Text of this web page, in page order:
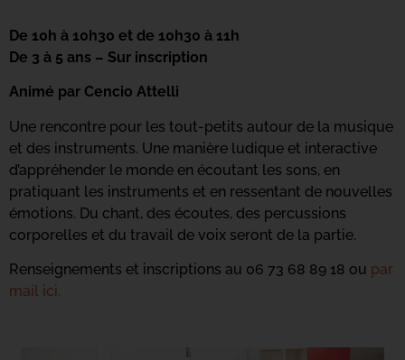
De 10h à 10h30 et de 10h30 à 11h
De 3 à 5 ans – Sur inscription
Animé par Cencio Attelli
Une rencontre pour les tout-petits autour de la musique
et des instruments. Une manière ludique et interactive
d’appréhender le monde en écoutant les sons, en
pratiquant les instruments et en ressentant de nouvelles
émotions. Du chant, des écoutes, des percussions
corporelles et du travail de voix seront de la partie.
Renseignements et inscriptions au 06 73 68 89 18 ou par
mail ici.